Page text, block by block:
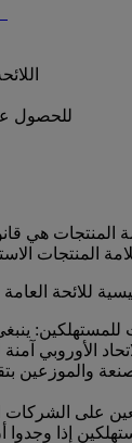
للحصول
المنتجات هي
الأوروبي
والموزعين
يتعين على
إذا